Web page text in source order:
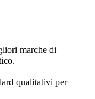
marche di
qualitativi per